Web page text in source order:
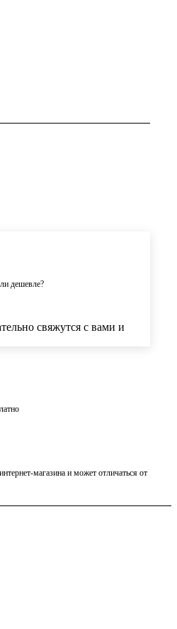
дешевле?
свяжутся с вами и
магазина и может отличаться от